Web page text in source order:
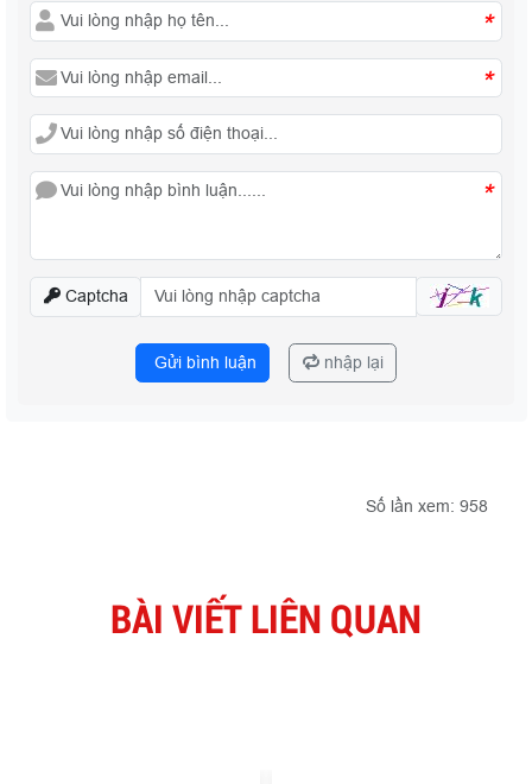
*
*
*
Captcha
Gửi bình luận nhập lại
Số lần xem: 958
BÀI VIẾT LIÊN QUAN